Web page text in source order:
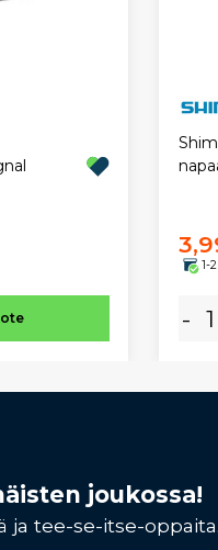
1-
-
joukossa!
ja tee-se-itse-oppaita.